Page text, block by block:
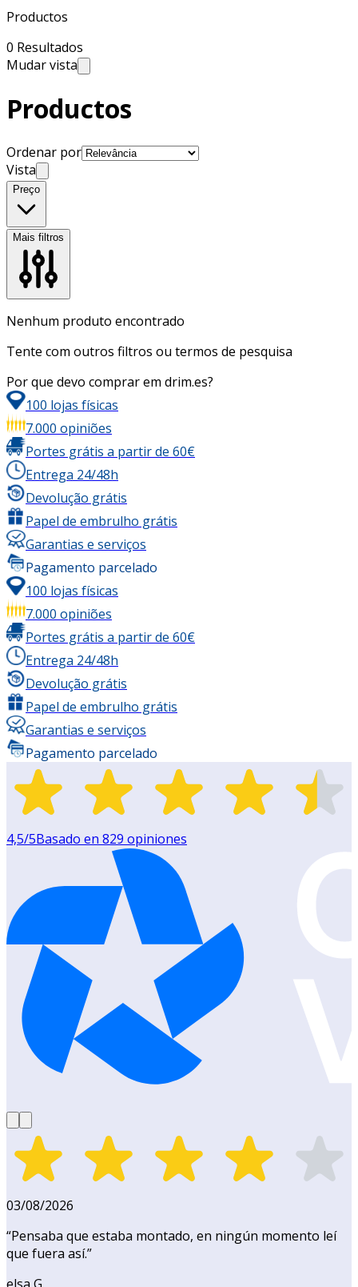
Productos
0 Resultados
Mudar vista
Productos
Ordenar por
Vista
Preço
Mais filtros
Nenhum produto encontrado
Tente com outros filtros ou termos de pesquisa
Por que devo comprar em drim.es?
100 lojas físicas
7.000 opiniões
Portes grátis a partir de 60€
Entrega 24/48h
Devolução grátis
Papel de embrulho grátis
Garantias e serviços
Pagamento parcelado
100 lojas físicas
7.000 opiniões
Portes grátis a partir de 60€
Entrega 24/48h
Devolução grátis
Papel de embrulho grátis
Garantias e serviços
Pagamento parcelado
4,5/5Basado en 829 opiniones
03/08/2026
“Pensaba que estaba montado, en ningún momento leí
que fuera así.”